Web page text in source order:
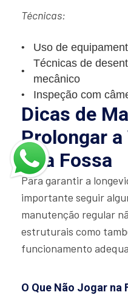
Técnicas:
Uso de
Técnicas de
mecânico
Inspeção com
Dicas de
Prolongar
Sua Fossa
Para garantir a
importante seguir
manutenção regular
estruturais como
funcionamento
O Que Não Jogar na